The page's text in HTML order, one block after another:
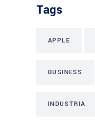
Tags
APPLE
BUSINESS
INDUSTRIA